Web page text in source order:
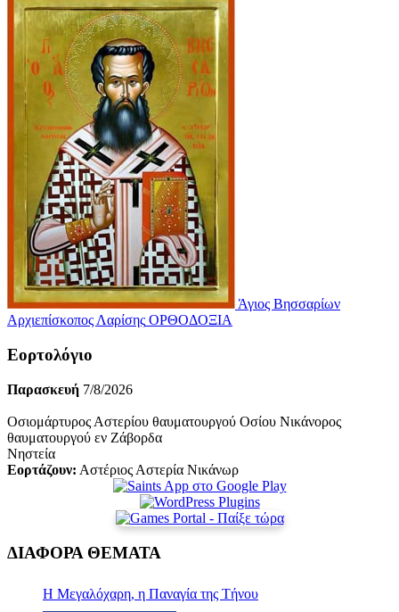
Άγιος Βησσαρίων
Αρχιεπίσκοπος Λαρίσης ΟΡΘΟΔΟΞΙΑ
Εορτολόγιο
Παρασκευή 7/8/2026
Οσιομάρτυρος Αστερίου θαυματουργού Οσίου Νικάνορος
θαυματουργού εν Ζάβορδα
Νηστεία
Εορτάζουν: Αστέριος Αστερία Νικάνωρ
ΔΙΑΦΟΡΑ ΘΕΜΑΤΑ
Η Μεγαλόχαρη, η Παναγία της Τήνου